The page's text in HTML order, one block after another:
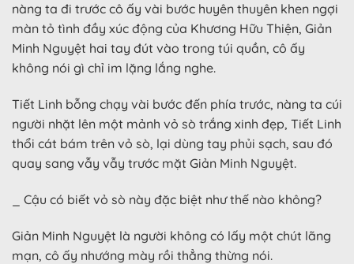
nàng ta đi trước cô ấy vài bước huyên thuyên khen ngợi
màn tỏ tình đầy xúc động của Khương Hữu Thiện, Giản
Minh Nguyệt hai tay đút vào trong túi quần, cô ấy
không nói gì chỉ im lặng lắng nghe.
Tiết Linh bỗng chạy vài bước đến phía trước, nàng ta cúi
người nhặt lên một mảnh vỏ sò trắng xinh đẹp, Tiết Linh
thổi cát bám trên vỏ sò, lại dùng tay phủi sạch, sau đó
quay sang vẫy vẫy trước mặt Giản Minh Nguyệt.
_ Cậu có biết vỏ sò này đặc biệt như thế nào không?
Giản Minh Nguyệt là người không có lấy một chút lãng
mạn, cô ấy nhướng mày rồi thẳng thừng nói.